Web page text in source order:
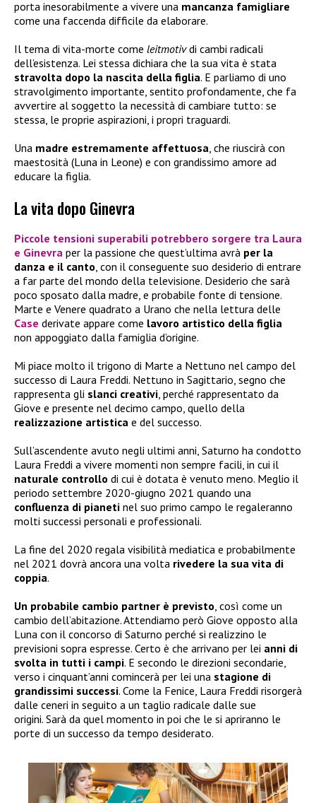
porta inesorabilmente a vivere una mancanza famigliare
come una faccenda difficile da elaborare.
Il tema di vita-morte come leitmotivdi cambi radicali
dell’esistenza. Lei stessa dichiara che la sua vita è stata
stravolta dopo la nascita della figlia. E parliamo di uno
stravolgimento importante, sentito profondamente, che fa
avvertire al soggetto la necessità di cambiare tutto: se
stessa, le proprie aspirazioni, i propri traguardi.
Una madre estremamente affettuosa , che riuscirà con
maestosità (Luna in Leone) e con grandissimo amore ad
educare la figlia.
La vita dopo Ginevra
Piccole tensioni superabili potrebbero sorgere tra Laura
e Ginevra per la passione che quest’ultima avrà per la
danza e il canto, con il conseguente suo desiderio di entrare
a far parte del mondo della televisione. Desiderio che sarà
poco sposato dalla madre, e probabile fonte di tensione.
Marte e Venere quadrato a Urano che nella lettura delle
Case derivate appare come lavoro artistico della figlia
non appoggiato dalla famiglia d’origine.
Mi piace molto il trigono di Marte a Nettuno nel campo del
successo di Laura Freddi. Nettuno in Sagittario, segno che
rappresenta gli slanci creativi, perché rappresentato da
Giove e presente nel decimo campo, quello della
realizzazione artistica e del successo.
Sull’ascendente avuto negli ultimi anni, Saturno ha condotto
Laura Freddi a vivere momenti non sempre facili, in cui il
naturale controllo di cui è dotata è venuto meno. Meglio il
periodo settembre 2020-giugno 2021 quando una
confluenza di pianeti nel suo primo campo le regaleranno
molti successi personali e professionali.
La fine del 2020 regala visibilità mediatica e probabilmente
nel 2021 dovrà ancora una volta rivedere la sua vita di
coppia.
Un probabile cambio partner è previsto, così come un
cambio dell’abitazione. Attendiamo però Giove opposto alla
Luna con il concorso di Saturno perché si realizzino le
previsioni sopra espresse. Certo è che arrivano per lei anni di
svolta in tutti i campi. E secondo le direzioni secondarie,
verso i cinquant’anni comincerà per lei una stagione di
grandissimi successi. Come la Fenice, Laura Freddi risorgerà
dalle ceneri in seguito a un taglio radicale dalle sue
origini. Sarà da quel momento in poi che le si apriranno le
porte di un successo da tempo desiderato.